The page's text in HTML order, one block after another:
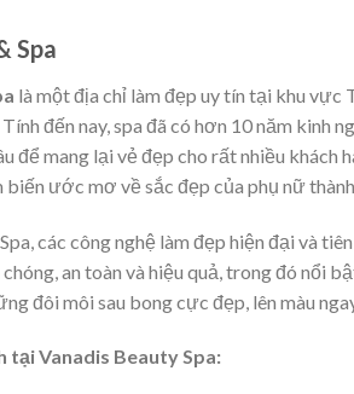
Spa
là một địa chỉ làm đẹp uy tín tại khu vực
đến nay, spa đã có hơn 10 năm kinh
để mang lại vẻ đẹp cho rất nhiều khách
biến ước mơ về sắc đẹp của phụ nữ
các công nghệ làm đẹp hiện đại và
an toàn và hiệu quả, trong đó nổi
đôi môi sau bong cực đẹp, lên màu
tại Vanadis Beauty Spa: